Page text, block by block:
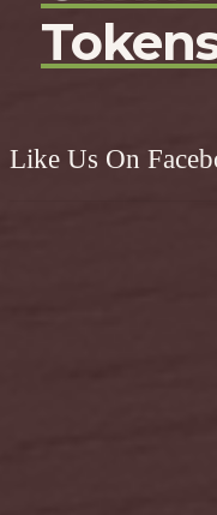
Like Us On